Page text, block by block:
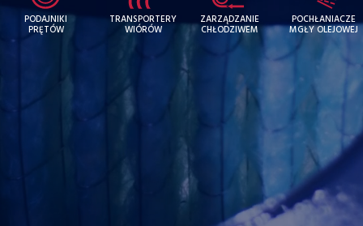
PODAJNIKI
PRĘTÓW
TRANSPORTERY
WIÓRÓW
ZARZĄDZANIE
CHŁODZIWEM
POCHŁANIACZE
MGŁY OLEJOWEJ